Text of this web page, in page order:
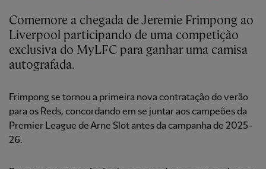
Comemore a chegada de Jeremie Frimpong ao
Liverpool participando de uma competição
exclusiva do MyLFC para ganhar uma camisa
autografada.
Frimpong se tornou a primeira nova contratação do verão
para os Reds, concordando em se juntar aos campeões da
Premier League de Arne Slot antes da campanha de 2025-
26.